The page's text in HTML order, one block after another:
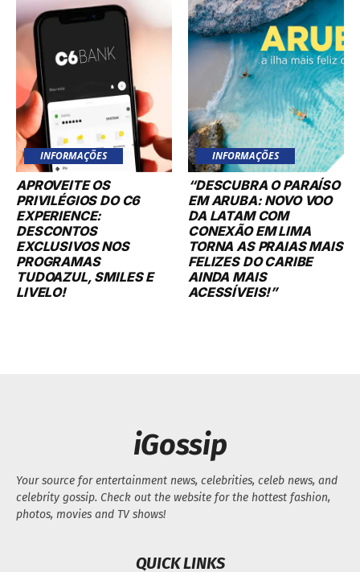
INFORMAÇÕES
APROVEITE OS
PRIVILÉGIOS DO C6
EXPERIENCE:
DESCONTOS
EXCLUSIVOS NOS
PROGRAMAS
TUDOAZUL, SMILES E
LIVELO!
INFORMAÇÕES
“DESCUBRA O PARAÍSO
EM ARUBA: NOVO VOO
DA LATAM COM
CONEXÃO EM LIMA
TORNA AS PRAIAS MAIS
FELIZES DO CARIBE
AINDA MAIS
ACESSÍVEIS!”
iGossip
Your source for entertainment news, celebrities, celeb news, and
celebrity gossip. Check out the website for the hottest fashion,
photos, movies and TV shows!
QUICK LINKS